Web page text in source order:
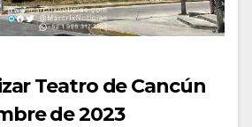
Teatro de Cancún
de 2023